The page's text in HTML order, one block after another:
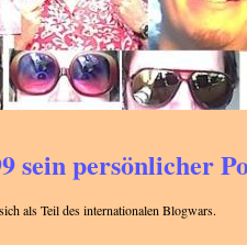
sein persönlicher
als Teil des internationalen Blogwars.